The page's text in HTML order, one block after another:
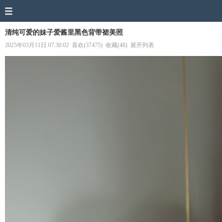
清纯可爱的妹子爱酱里黑色背带裙美照
2025年03月11日 07:30:02 喜欢(37475) 收藏(48) 展开列表